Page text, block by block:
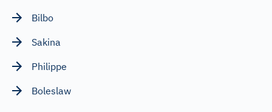
Bilbo
Sakina
Philippe
Boleslaw